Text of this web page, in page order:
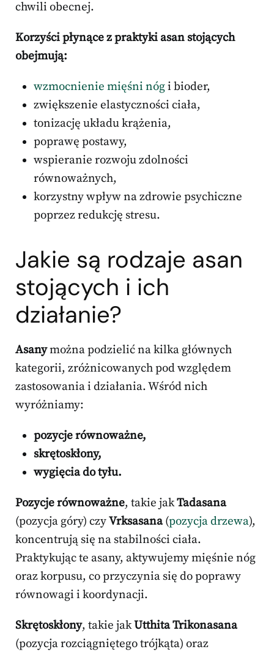
chwili obecnej.
Korzyści płynące z praktyki asan stojących
obejmują:
wzmocnienie mięśni nógi bioder,
zwiększenie elastyczności ciała,
tonizację układu krążenia,
poprawę postawy,
wspieranie rozwoju zdolności
równoważnych,
korzystny wpływ na zdrowie psychiczne
poprzez redukcję stresu.
Jakie są rodzaje asan
stojących i ich
działanie?
Asanymożna podzielić na kilka głównych
kategorii, zróżnicowanych pod względem
zastosowania i działania. Wśród nich
wyróżniamy:
pozycje równoważne,
skrętoskłony,
wygięcia do tyłu.
Pozycje równoważne, takie jakTadasana
(pozycja góry) czyVrksasana(pozycja drzewa),
koncentrują się na stabilności ciała.
Praktykując te asany, aktywujemy mięśnie nóg
oraz korpusu, co przyczynia się do poprawy
równowagi i koordynacji.
Skrętoskłony, takie jakUtthita Trikonasana
(pozycja rozciągniętego trójkąta) oraz